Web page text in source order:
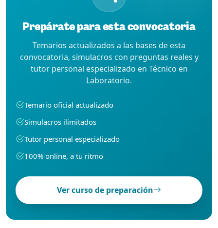
Prepárate para esta convocatoria
Temarios actualizados a las bases de esta
convocatoria, simulacros con preguntas reales y
tutor personal especializado en Técnico en
Laboratorio.
Temario oficial actualizado
Simulacros ilimitados
Tutor personal especializado
100% online, a tu ritmo
Ver curso de preparación